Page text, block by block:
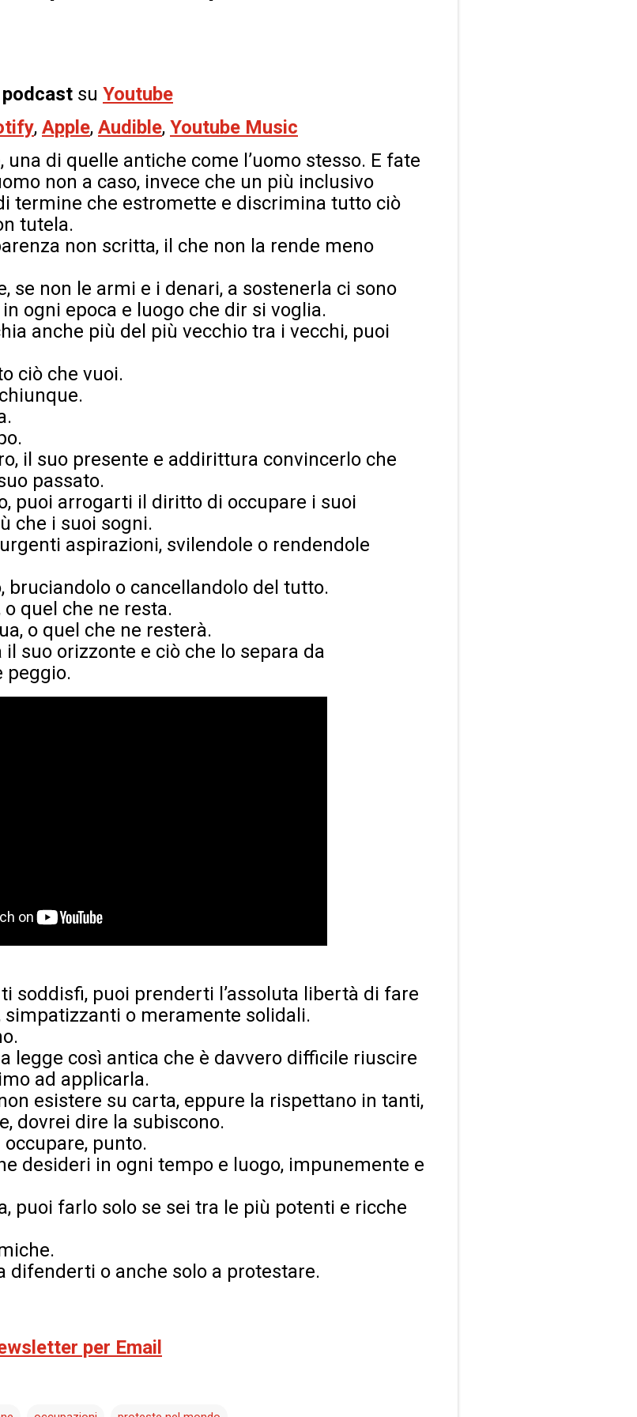
su Youtube
, Apple, Audible, Youtube Music
una di quelle antiche come l’uomo stesso. E fate
non a caso, invece che un più inclusivo
termine che estromette e discrimina tutto ciò
tutela.
non scritta, il che non la rende meno
se non le armi e i denari, a sostenerla ci sono
ogni epoca e luogo che dir si voglia.
anche più del più vecchio tra i vecchi, puoi
ciò che vuoi.
il suo presente e addirittura convincerlo che
passato.
puoi arrogarti il diritto di occupare i suoi
che i suoi sogni.
aspirazioni, svilendole o rendendole
bruciandolo o cancellandolo del tutto.
quel che ne resta.
o quel che ne resterà.
suo orizzonte e ciò che lo separa da
peggio.
soddisfi, puoi prenderti l’assoluta libertà di fare
simpatizzanti o meramente solidali.
legge così antica che è davvero difficile riuscire
ad applicarla.
esistere su carta, eppure la rispettano in tanti,
dovrei dire la subiscono.
punto.
desideri in ogni tempo e luogo, impunemente e
puoi farlo solo se sei tra le più potenti e ricche
difenderti o anche solo a protestare.
per Email